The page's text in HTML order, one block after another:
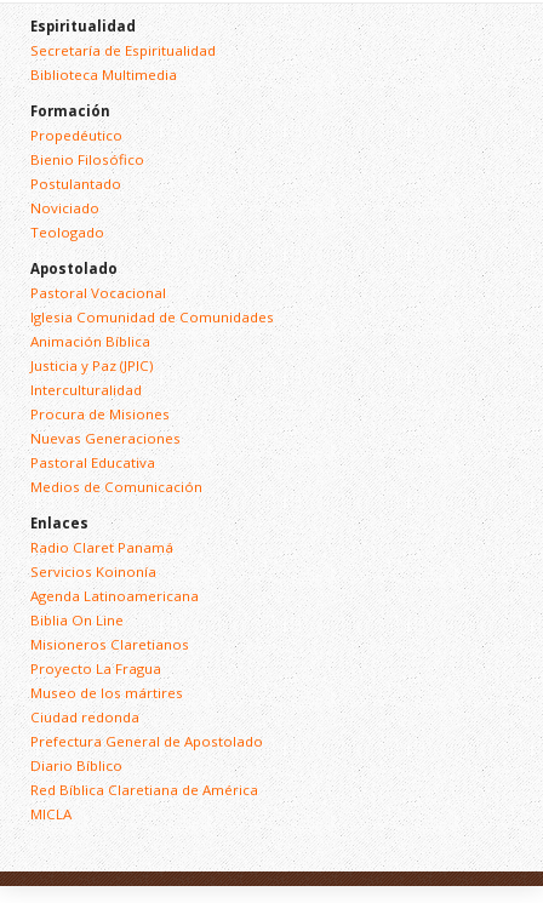
Espiritualidad
Secretaría de Espiritualidad
Biblioteca Multimedia
Formación
Propedéutico
Bienio Filosófico
Postulantado
Noviciado
Teologado
Apostolado
Pastoral Vocacional
Iglesia Comunidad de Comunidades
Animación Bíblica
Justicia y Paz (JPIC)
Interculturalidad
Procura de Misiones
Nuevas Generaciones
Pastoral Educativa
Medios de Comunicación
Enlaces
Radio Claret Panamá
Servicios Koinonía
Agenda Latinoamericana
Biblia On Line
Misioneros Claretianos
Proyecto La Fragua
Museo de los mártires
Ciudad redonda
Prefectura General de Apostolado
Diario Bíblico
Red Bíblica Claretiana de América
MICLA